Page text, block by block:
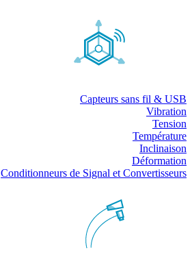
Capteurs sans fil & USB
Vibration
Tension
Température
Inclinaison
Déformation
Conditionneurs de Signal et Convertisseurs